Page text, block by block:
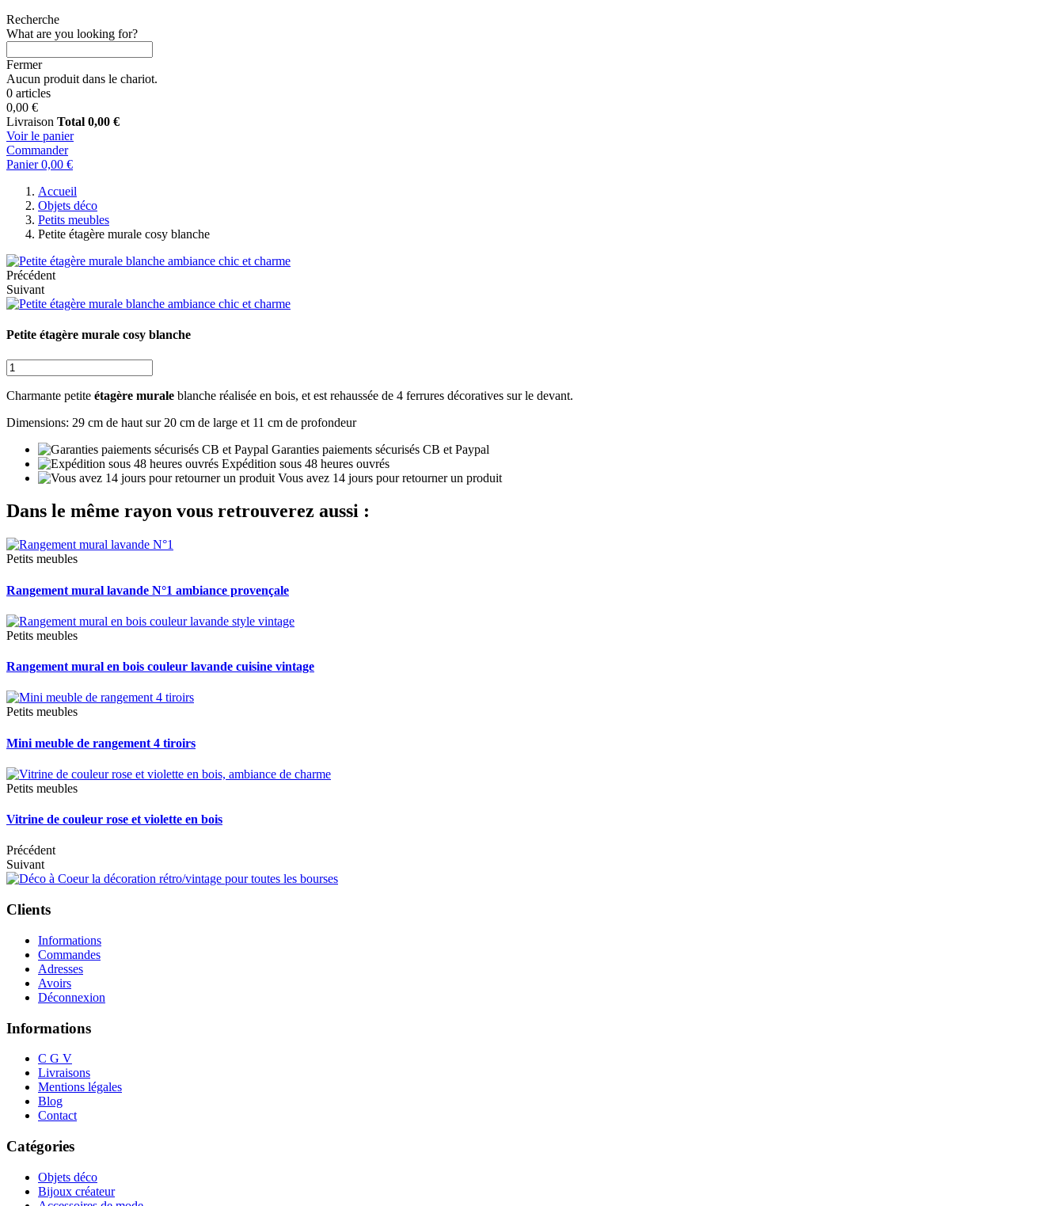
Recherche
What are you looking for?
Fermer
Aucun produit dans le chariot.
0 articles
0,00 €
Livraison Total 0,00 €
Voir le panier
Commander
Panier 0,00 €
Accueil
Objets déco
Petits meubles
Petite étagère murale cosy blanche
Précédent
Suivant
Petite étagère murale cosy blanche
Charmante petite étagère murale blanche réalisée en bois, et est rehaussée de 4 ferrures décoratives sur le devant.
Dimensions: 29 cm de haut sur 20 cm de large et 11 cm de profondeur
Garanties paiements sécurisés CB et Paypal
Expédition sous 48 heures ouvrés
Vous avez 14 jours pour retourner un produit
Dans le même rayon vous retrouverez aussi :
Petits meubles
Rangement mural lavande N°1 ambiance provençale
Petits meubles
Rangement mural en bois couleur lavande cuisine vintage
Petits meubles
Mini meuble de rangement 4 tiroirs
Petits meubles
Vitrine de couleur rose et violette en bois
Précédent
Suivant
Clients
Informations
Commandes
Adresses
Avoirs
Déconnexion
Informations
C G V
Livraisons
Mentions légales
Blog
Contact
Catégories
Objets déco
Bijoux créateur